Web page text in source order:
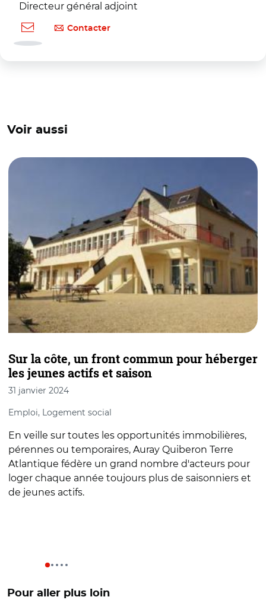
Directeur général adjoint
Contacter
Voir aussi
Sur la côte, un front commun pour héberger
les jeunes actifs et saison
31 janvier 2024
Emploi, Logement social
En veille sur toutes les opportunités immobilières,
pérennes ou temporaires, Auray Quiberon Terre
Atlantique fédère un grand nombre d'acteurs pour
loger chaque année toujours plus de saisonniers et
de jeunes actifs.
Pour aller plus loin